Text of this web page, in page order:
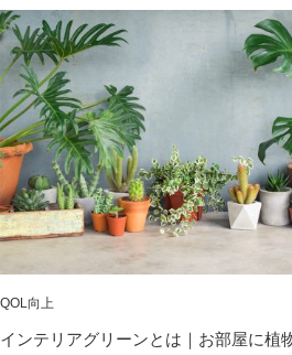
QOL向上
インテリアグリーンとは｜お部屋に植